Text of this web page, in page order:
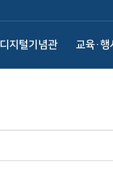
디지털기념관 교육·행